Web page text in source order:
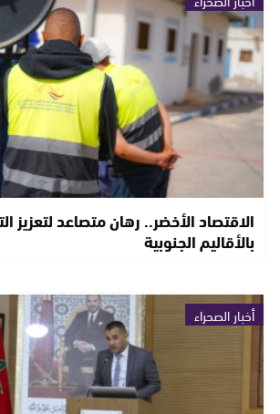
الاقتصاد الأخضر.. رهان متصاعد لتعزيز
بالأقاليم الجنوبية
أخبار الصحراء